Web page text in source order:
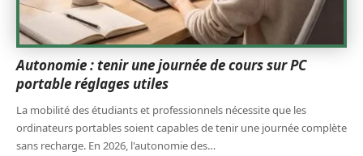
Autonomie : tenir une journée de cours sur PC
portable réglages utiles
La mobilité des étudiants et professionnels nécessite que les
ordinateurs portables soient capables de tenir une journée complète
sans recharge. En 2026, l'autonomie des…